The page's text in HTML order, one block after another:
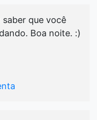
saber que você
Boa noite. :)